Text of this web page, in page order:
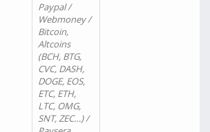
Paypal /
Webmoney /
Bitcoin,
Altcoins
(BCH, BTG,
CVC, DASH,
DOGE, EOS,
ETC, ETH,
LTC, OMG,
SNT, ZEC…) /